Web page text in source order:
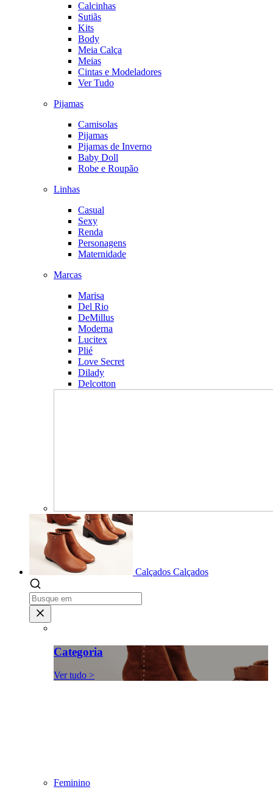
Calcinhas
Sutiãs
Kits
Body
Meia Calça
Meias
Cintas e Modeladores
Ver Tudo
Pijamas
Camisolas
Pijamas
Pijamas de Inverno
Baby Doll
Robe e Roupão
Linhas
Casual
Sexy
Renda
Personagens
Maternidade
Marcas
Marisa
Del Rio
DeMillus
Moderna
Lucitex
Plié
Love Secret
Dilady
Delcotton
Calçados Calçados
Categoria
Ver tudo >
Feminino